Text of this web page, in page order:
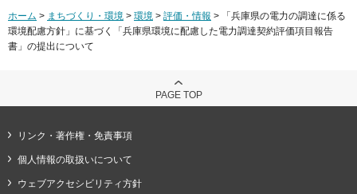
ホーム > まちづくり・環境 > 環境 > 評価・情報 > 「兵庫県の電力の調達に係る
環境配慮方針」に基づく「兵庫県環境に配慮した電力調達契約評価項目報告
書」の提出について
PAGE TOP
リンク・著作権・免責事項
個人情報の取扱いについて
ウェブアクセシビリティ方針